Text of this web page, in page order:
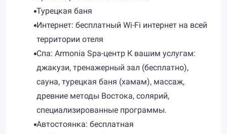
Турецкая баня
Интернет: бесплатный Wi-Fi интернет на всей
территории отеля
Спа: Armonia Spa-центр К вашим услугам:
джакузи, тренажерный зал (бесплатно),
сауна, турецкая баня (хамам), массаж,
древние методы Востока, солярий,
специализированные программы.
Автостоянка: бесплатная